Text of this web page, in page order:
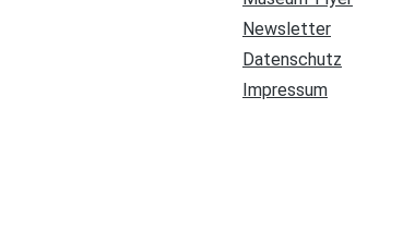
Newsletter
Datenschutz
Impressum